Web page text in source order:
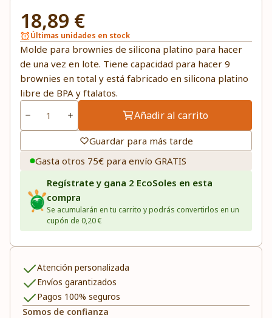
18,89 €
Últimas unidades en stock
Molde para brownies de silicona platino para hacer
de una vez en lote. Tiene capacidad para hacer 9
brownies en total y está fabricado en silicona platino
libre de BPA y ftalatos.
Añadir al carrito
Guardar para más tarde
Gasta otros 75€ para envío GRATIS
Regístrate y gana 2 EcoSoles en esta
compra
Se acumularán en tu carrito y podrás convertirlos en un
cupón de 0,20 €
Atención personalizada
Envíos garantizados
Pagos 100% seguros
Somos de confianza